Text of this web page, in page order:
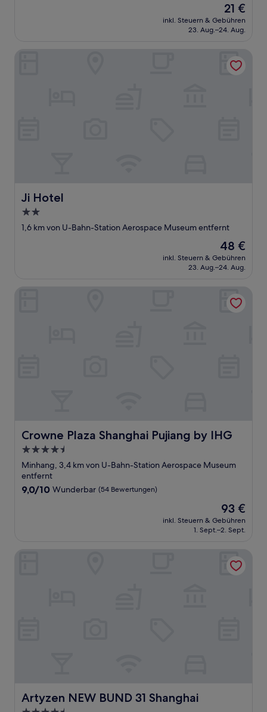
Der
Preis
beträgt
21 €
inkl. Steuern & Gebühren
23. Aug.–24. Aug.
Ji Hotel
Ji Hotel
2.0-
Sterne-
1,6 km von U-Bahn-Station Aerospace Museum entfernt
Der
Preis
beträgt
48 €
inkl. Steuern & Gebühren
23. Aug.–24. Aug.
Crowne Plaza Shanghai Pujiang by IHG
Crowne Plaza Shanghai Pujiang by IHG
4.5-
Sterne-
Unterkunft
Minhang, 3,4 km von U-Bahn-Station Aerospace Museum
entfernt
9.0
9,0/10 Wunderbar (54 Bewertungen)
Der
Preis
beträgt
93 €
inkl. Steuern & Gebühren
1. Sept.–2. Sept.
Artyzen NEW BUND 31 Shanghai
Artyzen NEW BUND 31 Shanghai